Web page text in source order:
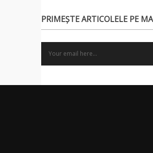
PRIMEȘTE ARTICOLELE PE